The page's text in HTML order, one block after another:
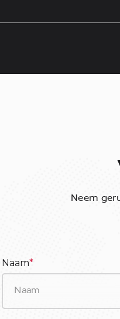
Neem
Naam*